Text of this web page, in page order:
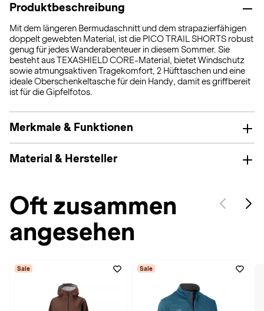
Produktbeschreibung
Mit dem längeren Bermudaschnitt und dem strapazierfähigen
doppelt gewebten Material, ist die PICO TRAIL SHORTS robust
genug für jedes Wanderabenteuer in diesem Sommer. Sie
besteht aus TEXASHIELD CORE-Material, bietet Windschutz
sowie atmungsaktiven Tragekomfort, 2 Hüfttaschen und eine
ideale Oberschenkeltasche für dein Handy, damit es griffbereit
ist für die Gipfelfotos.
Merkmale & Funktionen
Material & Hersteller
Oft zusammen
angesehen
Sale Sale